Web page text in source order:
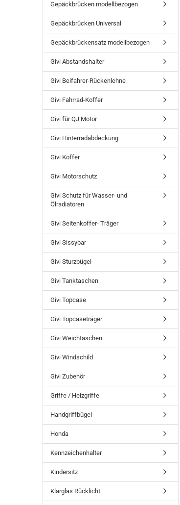
Gepäckbrücken modellbezogen
Gepäckbrücken Universal
Gepäckbrückensatz modellbezogen
Givi Abstandshalter
Givi Beifahrer-Rückenlehne
Givi Fahrrad-Koffer
Givi für QJ Motor
Givi Hinterradabdeckung
Givi Koffer
Givi Motorschutz
Givi Schutz für Wasser- und
Ölradiatoren
Givi Seitenkoffer- Träger
Givi Sissybar
Givi Sturzbügel
Givi Tanktaschen
Givi Topcase
Givi Topcaseträger
Givi Weichtaschen
Givi Windschild
Givi Zubehör
Griffe / Heizgriffe
Handgriffbügel
Honda
Kennzeichenhalter
Kindersitz
Klarglas Rücklicht